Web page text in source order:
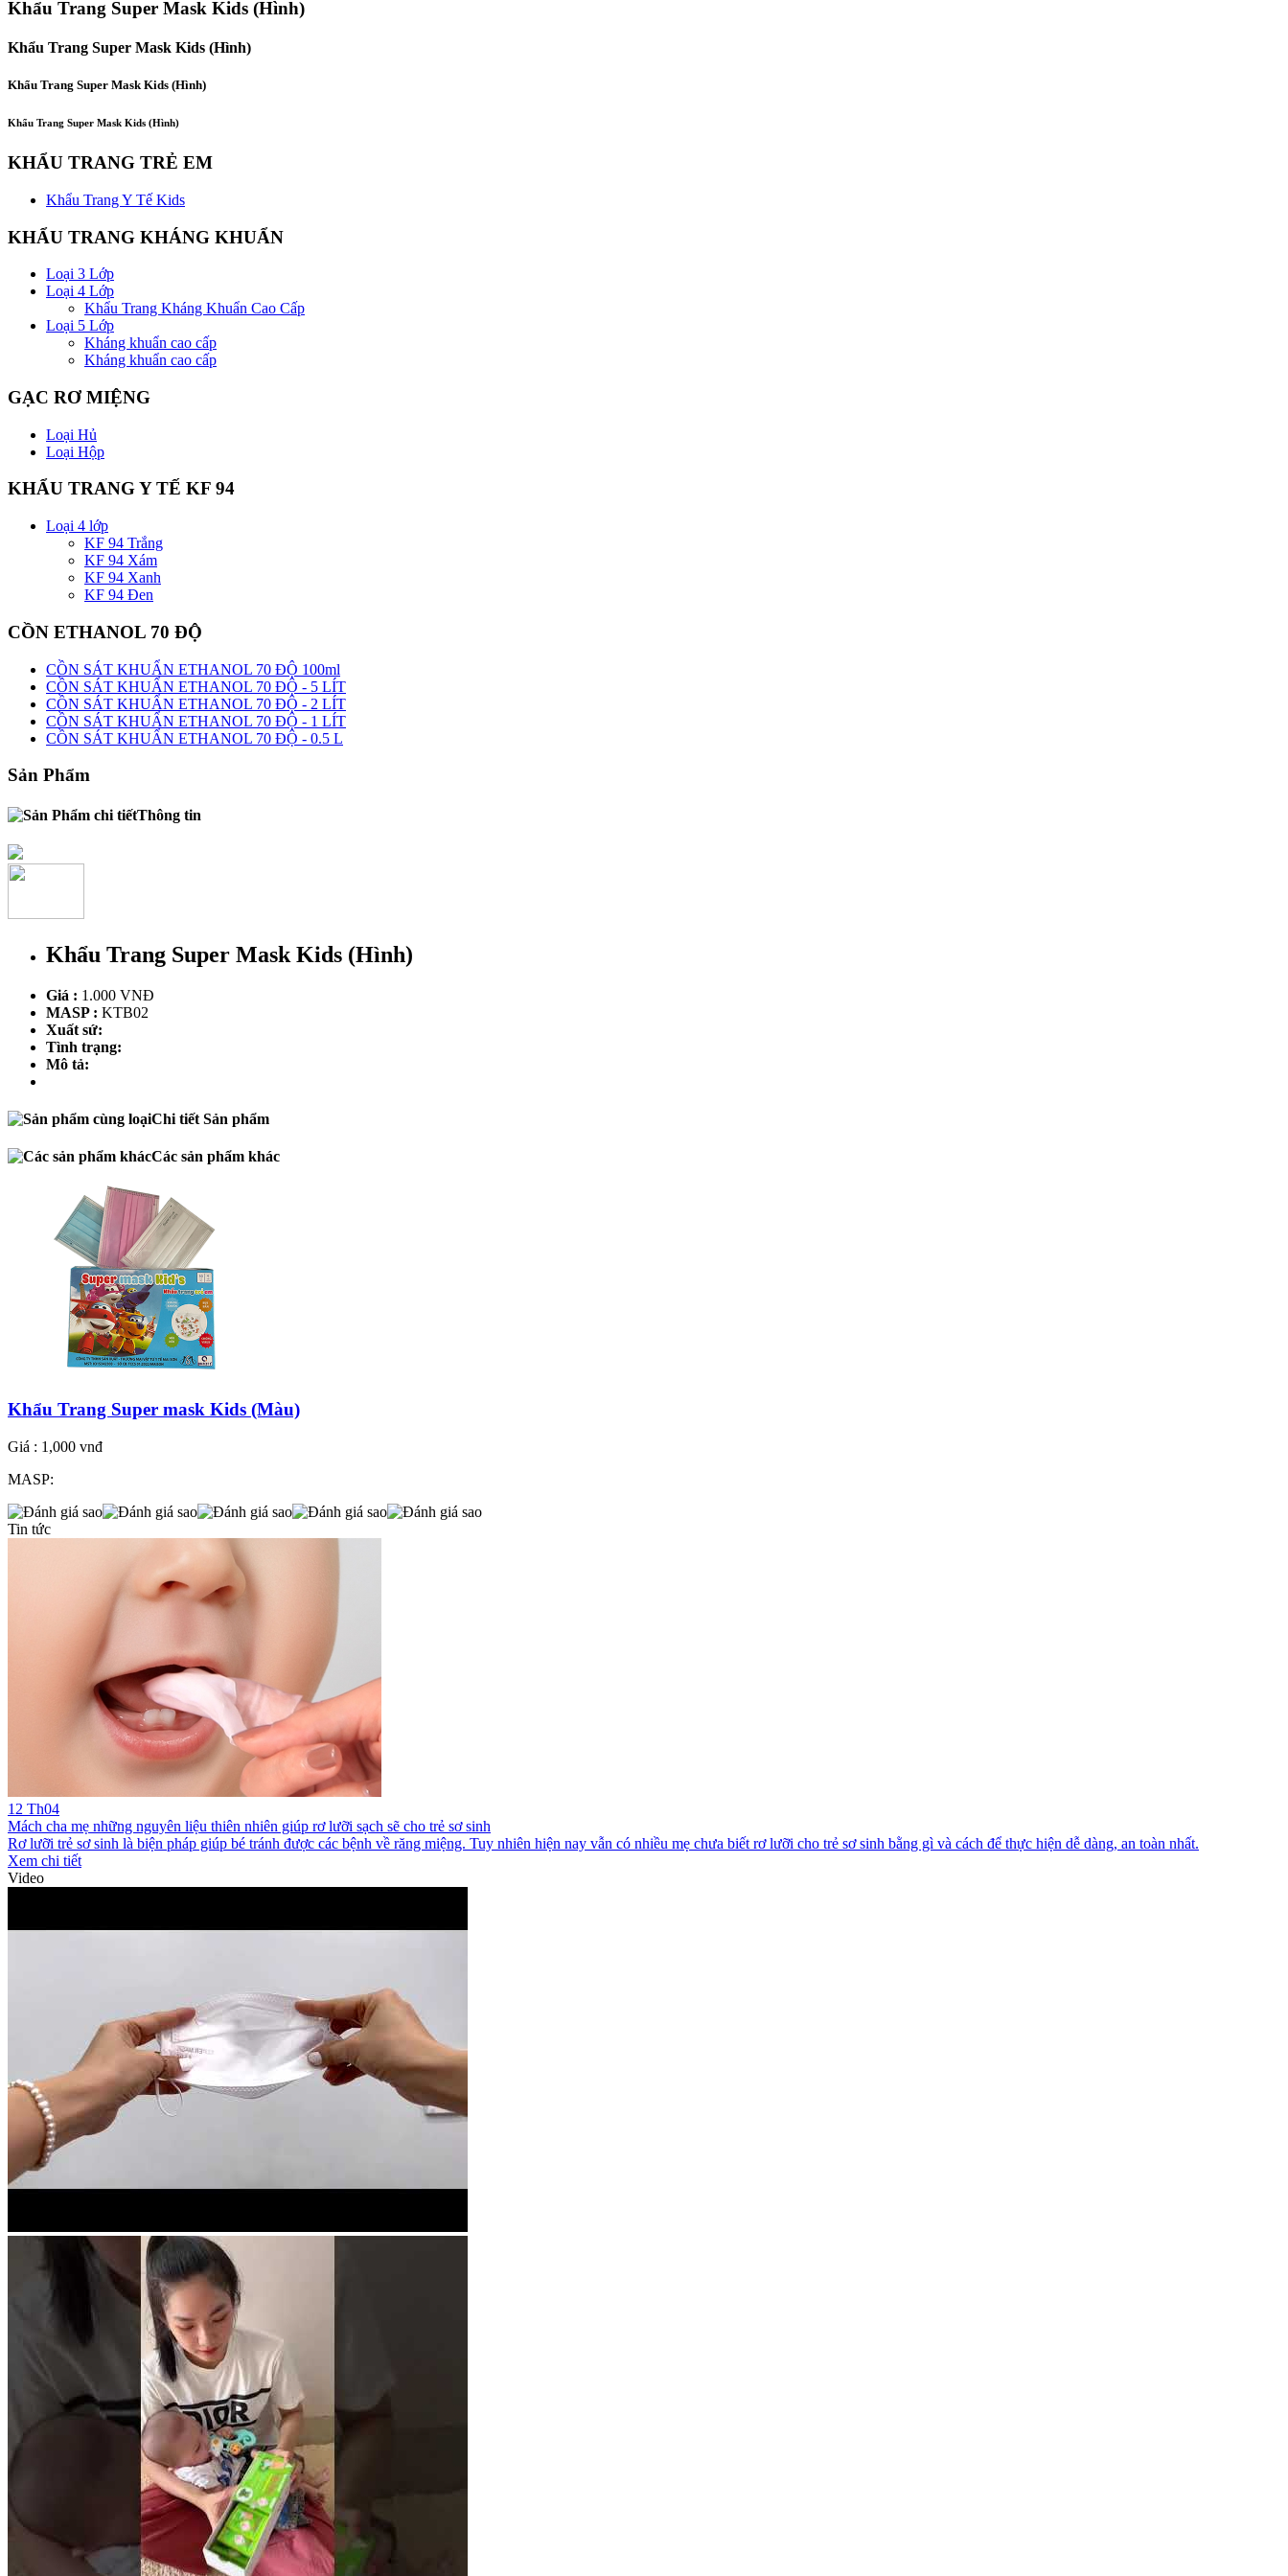
Khẩu Trang Super Mask Kids (Hình)
Khẩu Trang Super Mask Kids (Hình)
Khẩu Trang Super Mask Kids (Hình)
Khẩu Trang Super Mask Kids (Hình)
KHẨU TRANG TRẺ EM
Khẩu Trang Y Tế Kids
KHẨU TRANG KHÁNG KHUẨN
Loại 3 Lớp
Loại 4 Lớp
Khẩu Trang Kháng Khuẩn Cao Cấp
Loại 5 Lớp
Kháng khuẩn cao cấp
Kháng khuẩn cao cấp
GẠC RƠ MIỆNG
Loại Hủ
Loại Hộp
KHẨU TRANG Y TẾ KF 94
Loại 4 lớp
KF 94 Trắng
KF 94 Xám
KF 94 Xanh
KF 94 Đen
CỒN ETHANOL 70 ĐỘ
CỒN SÁT KHUẨN ETHANOL 70 ĐỘ 100ml
CỒN SÁT KHUẨN ETHANOL 70 ĐỘ - 5 LÍT
CỒN SÁT KHUẨN ETHANOL 70 ĐỘ - 2 LÍT
CỒN SÁT KHUẨN ETHANOL 70 ĐỘ - 1 LÍT
CỒN SÁT KHUẨN ETHANOL 70 ĐỘ - 0.5 L
Sản Phẩm
Thông tin
Khẩu Trang Super Mask Kids (Hình)
Giá : 1.000 VNĐ
MASP : KTB02
Xuất sứ:
Tình trạng:
Mô tả:
Chi tiết Sản phẩm
Các sản phẩm khác
Khẩu Trang Super mask Kids (Màu)
Giá : 1,000 vnđ
MASP:
Tin tức
12 Th04
Mách cha mẹ những nguyên liệu thiên nhiên giúp rơ lưỡi sạch sẽ cho trẻ sơ sinh
Rơ lưỡi trẻ sơ sinh là biện pháp giúp bé tránh được các bệnh về răng miệng. Tuy nhiên hiện nay vẫn có nhiều mẹ chưa biết rơ lưỡi cho trẻ sơ sinh bằng gì và cách để thực hiện dễ dàng, an toàn nhất.
Xem chi tiết
Video